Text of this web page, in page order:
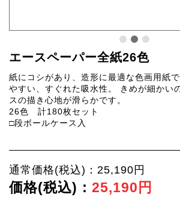
エースペーパー全紙26色
紙にコシがあり、造形に最適な色画用紙
やすい、すぐれた吸水性。 きめが細かい
スの描き心地が滑らかです。
26色 計180枚セット
□段ボールケース入
通常価格(税込)：25,190円
価格(税込)： 25,190円